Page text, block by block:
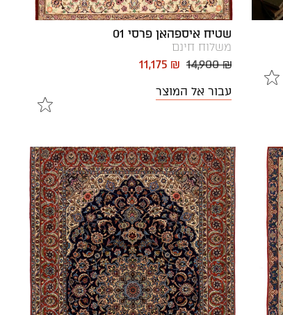
שטיח איספהאן פרסי 01
משלוח חינם
14,900 ₪
11,175 ₪
עבור אל המוצר